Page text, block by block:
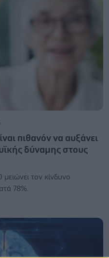
πιθανόν να αυξάνει
δύναμης στους
τον κίνδυνο
78%.